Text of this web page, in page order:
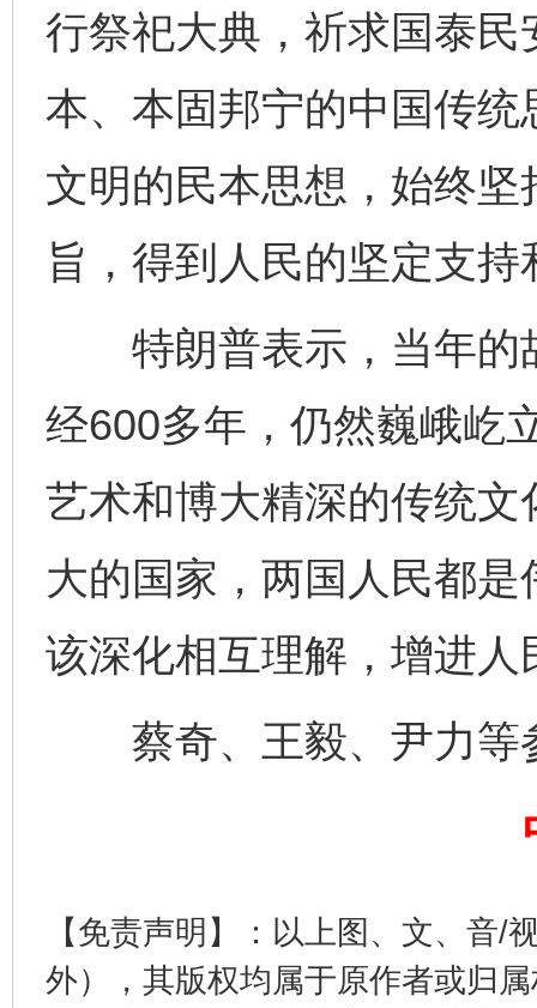
行祭祀大典，祈求国泰
本、本固邦宁的中国传
文明的民本思想，始终
旨，得到人民的坚定支
特朗普表示，当年的
经600多年，仍然巍峨屹
艺术和博大精深的传统
大的国家，两国人民都
该深化相互理解，增进人
蔡奇、王毅、尹力等
【免责声明】：以上图、文、音/
外），其版权均属于原作者或归
完善运行机制助力责任有效落实 一纸欠